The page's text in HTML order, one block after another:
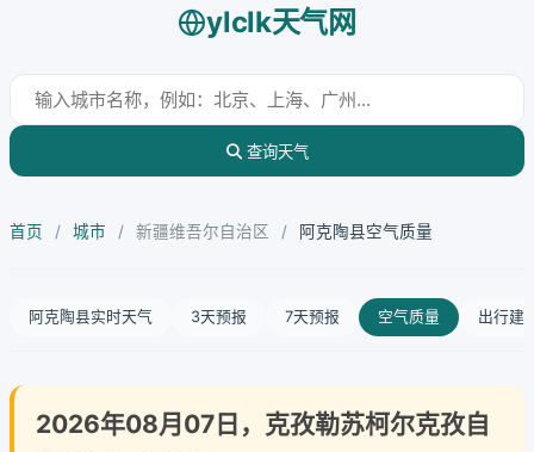
ylclk天气网
查询天气
首页 / 城市 / 新疆维吾尔自治区 / 阿克陶县空气质量
阿克陶县实时天气 3天预报 7天预报 空气质量 出行建
2026年08月07日，克孜勒苏柯尔克孜自